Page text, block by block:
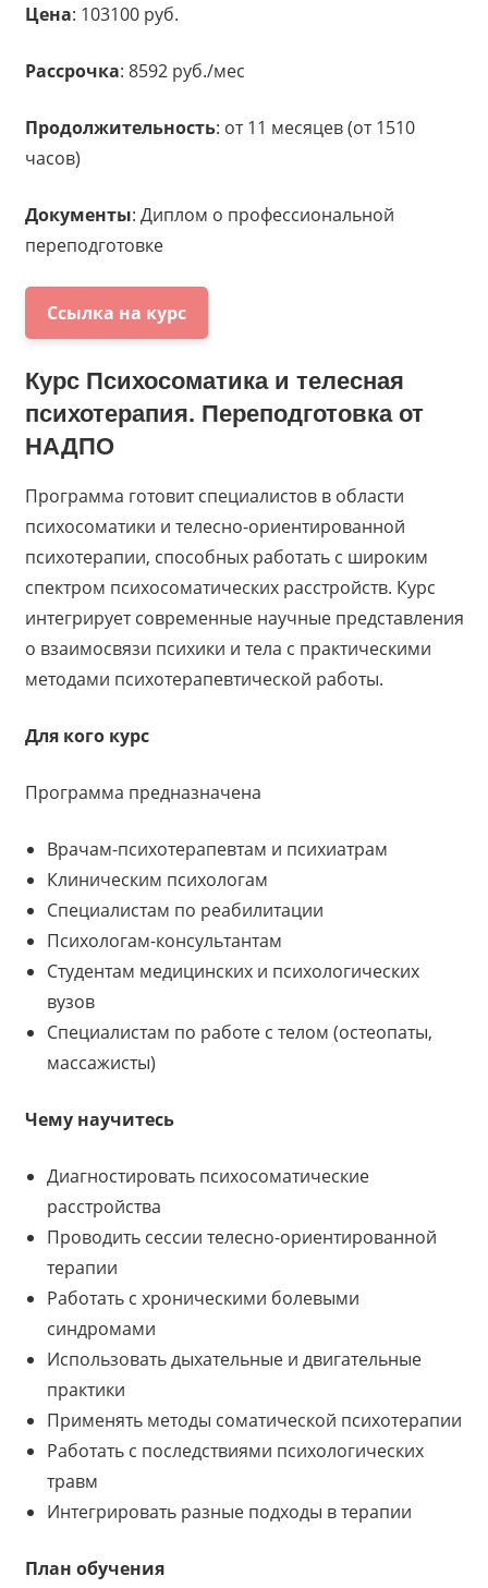
Цена: 103100 руб.
Рассрочка: 8592 руб./мес
Продолжительность: от 11 месяцев (от 1510
часов)
Документы: Диплом о профессиональной
переподготовке
Ссылка на курс
Курс Психосоматика и телесная
психотерапия. Переподготовкаот
НАДПО
Программа готовит специалистов в области
психосоматики и телесно-ориентированной
психотерапии, способных работать с широким
спектром психосоматических расстройств. Курс
интегрирует современные научные представления
о взаимосвязи психики и тела с практическими
методами психотерапевтической работы.
Для кого курс
Программа предназначена
Врачам-психотерапевтам и психиатрам
Клиническим психологам
Специалистам по реабилитации
Психологам-консультантам
Студентам медицинских и психологических
вузов
Специалистам по работе с телом (остеопаты,
массажисты)
Чему научитесь
Диагностировать психосоматические
расстройства
Проводить сессии телесно-ориентированной
терапии
Работать с хроническими болевыми
синдромами
Использовать дыхательные и двигательные
практики
Применять методы соматической психотерапии
Работать с последствиями психологических
травм
Интегрировать разные подходы в терапии
План обучения